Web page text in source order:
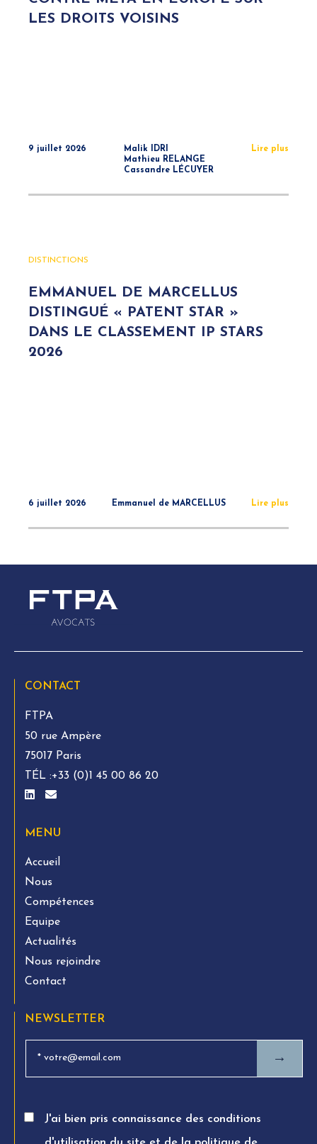
LES DROITS VOISINS
9 juillet 2026
Malik IDRI
Mathieu RELANGE
Cassandre LÉCUYER
Lire plus
DISTINCTIONS
EMMANUEL DE MARCELLUS
DISTINGUÉ « PATENT STAR »
DANS LE CLASSEMENT IP STARS
2026
6 juillet 2026 Emmanuel de MARCELLUS Lire plus
CONTACT
FTPA
50 rue Ampère
75017 Paris
TÉL :+33 (0)1 45 00 86 20
MENU
Accueil
Nous
Compétences
Equipe
Actualités
Nous rejoindre
Contact
NEWSLETTER
→
J'ai bien pris connaissance des conditions